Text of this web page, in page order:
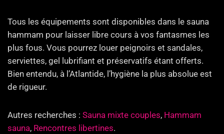
Tous les équipements sont disponibles dans le sauna
hammam pour laisser libre cours à vos fantasmes les
plus fous. Vous pourrez louer peignoirs et sandales,
serviettes, gel lubrifiant et préservatifs étant offerts.
Bien entendu, à l’Atlantide, l’hygiène la plus absolue est
de rigueur.
Autres recherches : Sauna mixte couples, Hammam
sauna, Rencontres libertines.